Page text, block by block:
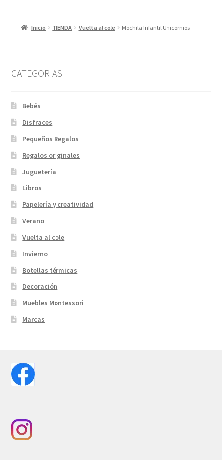
Inicio TIENDA Vuelta al cole Mochila Infantil Unicornios
CATEGORIAS
Bebés
Disfraces
Pequeños Regalos
Regalos originales
Juguetería
Libros
Papelería y creatividad
Verano
Vuelta al cole
Invierno
Botellas térmicas
Decoración
Muebles Montessori
Marcas